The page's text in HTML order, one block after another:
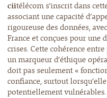
ciitélécom s’inscrit dans
associant une capacité
rigoureuse des données,
France et conçues pour
crises. Cette cohérence
un marqueur d’éthique
doit pas seulement «
confiance, surtout
potentiellement vulnérables.